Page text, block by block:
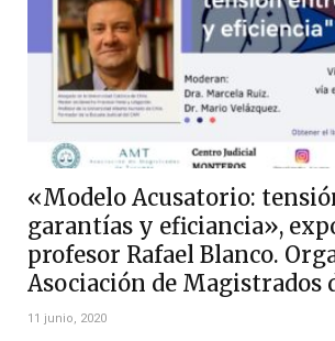
«Modelo Acusatorio:
garantías y eficiancia»,
profesor Rafael Blanco.
Asociación de Magistrados
11 junio, 2020